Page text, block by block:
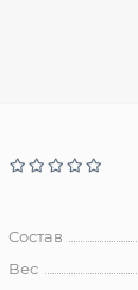
Состав
Вес